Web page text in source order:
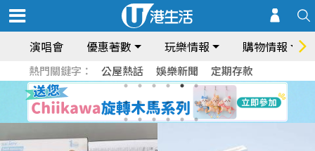
演唱會 優惠著數 玩樂情報 購物情報
熱門關鍵字： 公屋熱話 娛樂新聞 定期存款